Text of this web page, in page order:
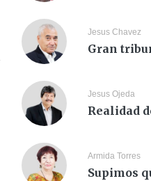
Jesus Chavez
Gran
Jesus Ojeda
Realidad
Armida Torres
Supimos